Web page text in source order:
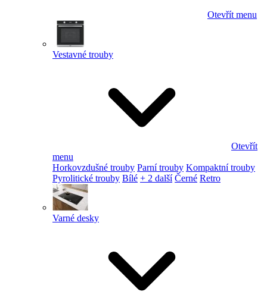
Otevřít menu
Vestavné trouby
Otevřít
menu
Horkovzdušné trouby Parní trouby Kompaktní trouby
Pyrolitické trouby Bílé + 2 další Černé Retro
Varné desky